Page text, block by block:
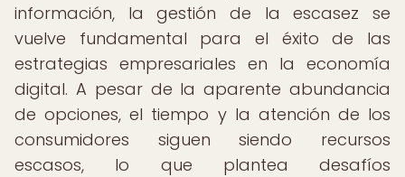
información, la gestión de la escasez se
vuelve fundamental para el éxito de las
estrategias empresariales en la economía
digital. A pesar de la aparente abundancia
de opciones, el tiempo y la atención de los
consumidores siguen siendo recursos
escasos, lo que plantea desafíos